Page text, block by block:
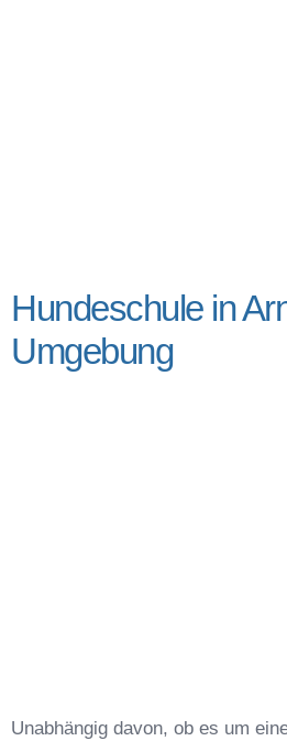
Hundeschule in
Umgebung
Unabhängig davon, ob es um